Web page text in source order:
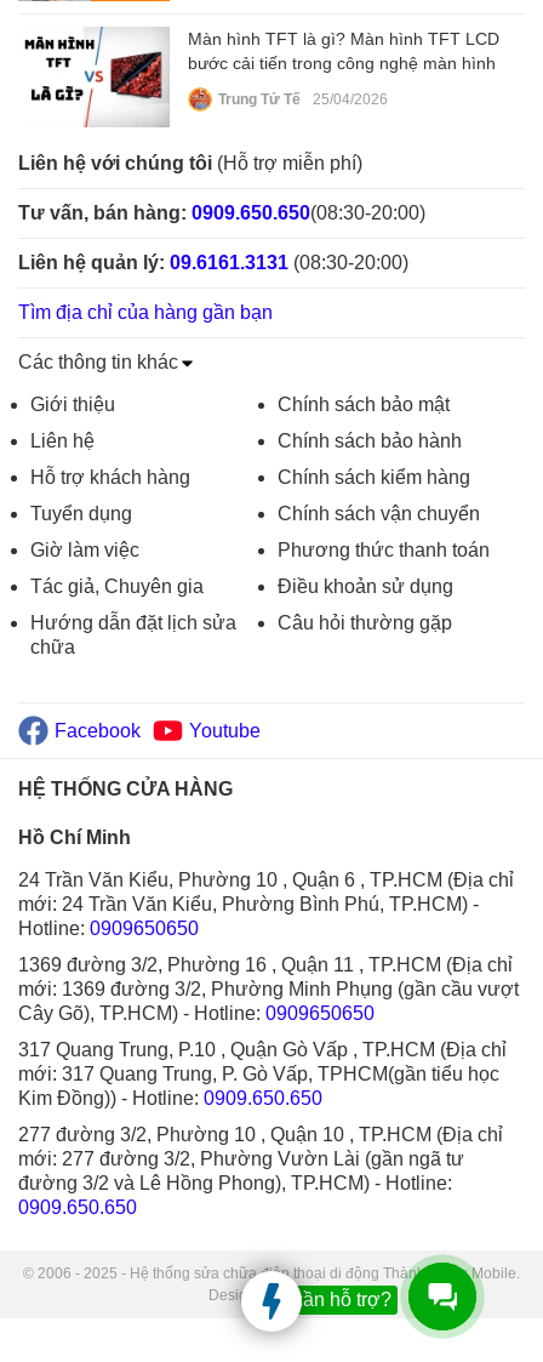
Màn hình TFT là gì? Màn hình TFT LCD
bước cải tiến trong công nghệ màn hình
Trung Tử Tế 25/04/2026
Liên hệ với chúng tôi (Hỗ trợ miễn phí)
Tư vấn, bán hàng: 0909.650.650(08:30-20:00)
Liên hệ quản lý: 09.6161.3131 (08:30-20:00)
Tìm địa chỉ của hàng gần bạn
Các thông tin khác
Giới thiệu
Liên hệ
Hỗ trợ khách hàng
Tuyển dụng
Giờ làm việc
Tác giả, Chuyên gia
Hướng dẫn đặt lịch sửa
chữa
Chính sách bảo mật
Chính sách bảo hành
Chính sách kiểm hàng
Chính sách vận chuyển
Phương thức thanh toán
Điều khoản sử dụng
Câu hỏi thường gặp
Facebook Youtube
HỆ THỐNG CỬA HÀNG
Hồ Chí Minh
24 Trần Văn Kiểu, Phường 10 , Quận 6 , TP.HCM (Địa chỉ
mới: 24 Trần Văn Kiểu, Phường Bình Phú, TP.HCM) -
Hotline: 0909650650
1369 đường 3/2, Phường 16 , Quận 11 , TP.HCM (Địa chỉ
mới: 1369 đường 3/2, Phường Minh Phụng (gần cầu vượt
Cây Gõ), TP.HCM) - Hotline: 0909650650
317 Quang Trung, P.10 , Quận Gò Vấp , TP.HCM (Địa chỉ
mới: 317 Quang Trung, P. Gò Vấp, TPHCM(gần tiểu học
Kim Đồng)) - Hotline: 0909.650.650
277 đường 3/2, Phường 10 , Quận 10 , TP.HCM (Địa chỉ
mới: 277 đường 3/2, Phường Vườn Lài (gần ngã tư
đường 3/2 và Lê Hồng Phong), TP.HCM) - Hotline:
0909.650.650
© 2006 - 2025 - Hệ thống sửa chữa điện thoại di động Thành Trung Mobile.
Designed by Sudo.
Bạn cần hỗ trợ?